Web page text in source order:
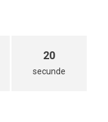
20
secunde